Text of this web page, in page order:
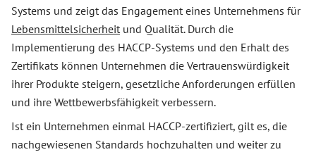
Systems und zeigt das Engagement eines Unternehmens für
Lebensmittelsicherheit und Qualität. Durch die
Implementierung des HACCP-Systems und den Erhalt des
Zertifikats können Unternehmen die Vertrauenswürdigkeit
ihrer Produkte steigern, gesetzliche Anforderungen erfüllen
und ihre Wettbewerbsfähigkeit verbessern.
Ist ein Unternehmen einmal HACCP-zertifiziert, gilt es, die
nachgewiesenen Standards hochzuhalten und weiter zu